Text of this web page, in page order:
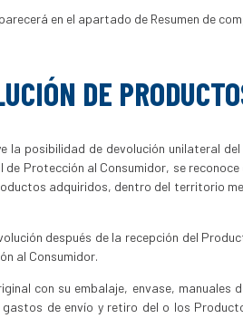
en el apartado de Resumen de
DE
la posibilidad de devolución unilateral
Protección al Consumidor, se
adquiridos, dentro del territorio
después de la recepción del
al Consumidor.
con su embalaje, envase, manuales
de envío y retiro del o los